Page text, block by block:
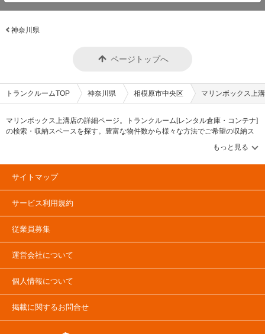
神奈川県
ページトップへ
トランクルームTOP 神奈川県 相模原市中央区 マリンボックス上
マリンボックス上溝店の詳細ページ。トランクルーム[レンタル倉庫・コンテナ]
の検索・収納スペースを探す。豊富な物件数から様々な方法でご希望の収納ス
ペースを簡単に探せるトランクルーム情報サイトです。マリンボックス上溝店
の住所・最寄りの駅、物件タイプのご紹介や料金表、お得なキャンペーン情報
もあります。気になる物件タイプを見つけたら、メールか電話でお問合せが可
能です（無料）。
サイトマップ
サービス利用規約
従業員募集
運営会社について
個人情報について
掲載に関するお問合せ